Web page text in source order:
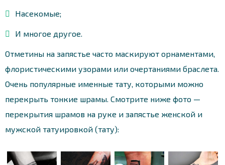
Насекомые;
И многое другое.
Отметины на запястье часто маскируют орнаментами,
флористическими узорами или очертаниями браслета.
Очень популярные именные тату, которыми можно
перекрыть тонкие шрамы. Смотрите ниже фото —
перекрытия шрамов на руке и запястье женской и
мужской татуировкой (тату):